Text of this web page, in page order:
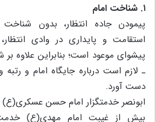
۱. شناخت امام
پیمودن جاده انتظار، بدون
استقامت و پایداری در وادی
پیشوای موعود است؛ بنابراین علاوه
ـ لازم است درباره جایگاه امام و
دست آورد.
ابونصر خدمتگزار امام حسن
بیش از غیبت امام مهدی(ع)